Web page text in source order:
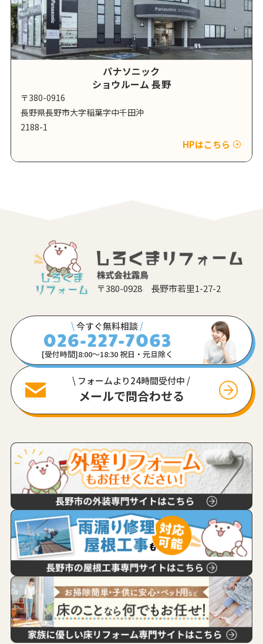
パナソニック
ショウルーム 長野
〒380-0916
長野県長野市大字稲葉字中千田沖
2188-1
HPはこちら
〒380-0928 長野市若里1-27-2
\今すぐ無料相談 /
[受付時間]8:00〜18:30 祝日・元旦除く
\ フォームより24時間受付中 /
メールで問合わせる